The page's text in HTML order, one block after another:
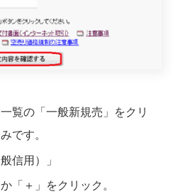
覧の「一般新規売」をクリ
です。
信用）」
「＋」をクリック。